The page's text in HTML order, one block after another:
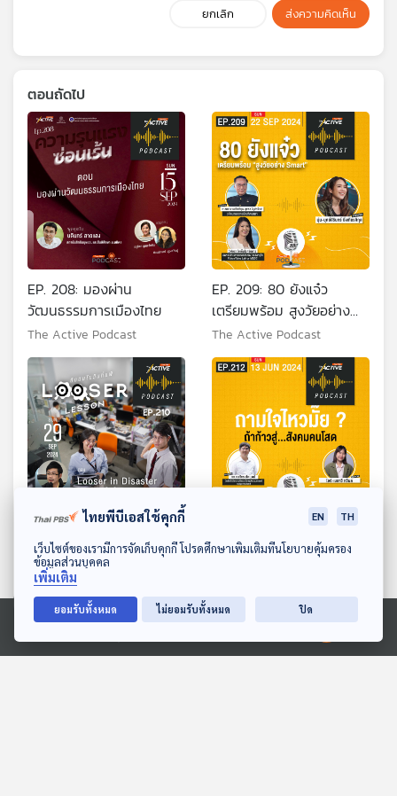
ดาวน์โหลด Thai PBS Podcast Application
Ⓒ 2020 องค์การกระจายเสียงและแพร่ภาพสาธารณะแห่งประเทศไทย
ยกเลิก ส่งความคิดเห็น
ตอนถัดไป
EP. 208: มองผ่าน
วัฒนธรรมการเมืองไทย
The Active Podcast
EP. 209: 80 ยังแจ๋ว
เตรียมพร้อม สูงวัยอย่าง
Smart
The Active Podcast
Disaster สุขภาพใจในภัย
พิบัติ
The Active Podcast
ก้าวสู่...สังคมคนโสด
ตอนที่เกี่ยวข้อง
ไทยพีบีเอสใช้คุกกี้ EN TH
เว็บไซต์ของเรามีการจัดเก็บคุกกี้ โปรดศึกษาเพิ่มเติมที่นโยบายคุ้มครอง
ข้อมูลส่วนบุคคล
เพิ่มเติม
ยอมรับทั้งหมด ไม่ยอมรับทั้งหมด ปิด